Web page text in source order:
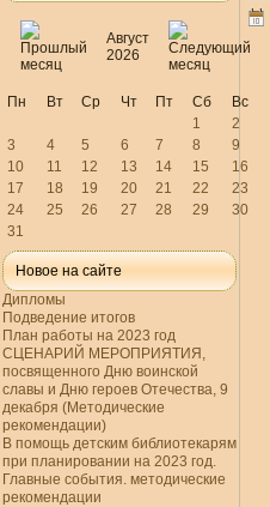
Август
2026
Пн Вт Ср Чт Пт Сб
Вс
1
2
3
4 5 6 7 8
9
10
11 12 13 14 15
16
17
18 19 20 21 22
23
24
25 26 27 28 29
30
31
Новое на сайте
Дипломы
Подведение итогов
План работы на 2023 год
СЦЕНАРИЙ МЕРОПРИЯТИЯ,
посвященного Дню воинской
славы и Дню героев Отечества, 9
декабря (Методические
рекомендации)
В помощь детским библиотекарям
при планировании на 2023 год.
Главные события. методические
рекомендации